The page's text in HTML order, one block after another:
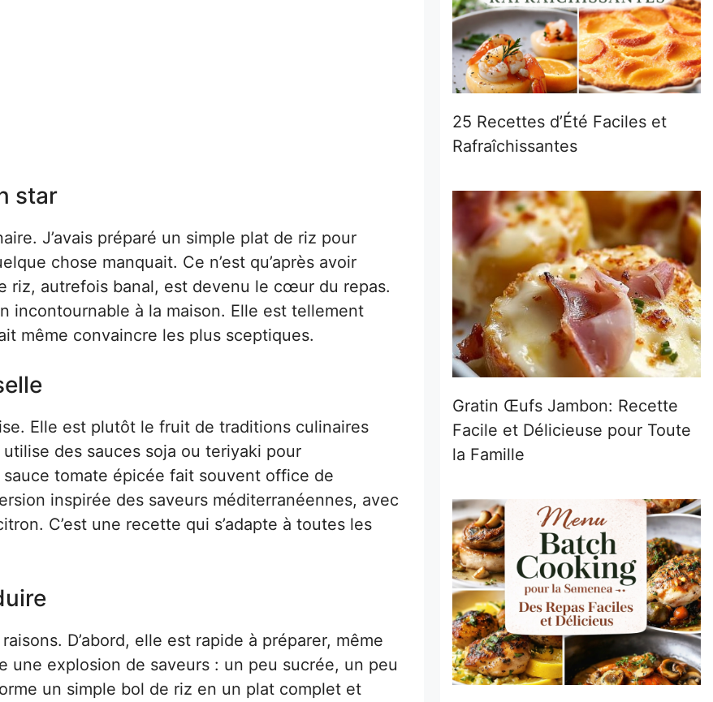
star
J’avais préparé un simple plat de riz pour
chose manquait. Ce n’est qu’après avoir
riz, autrefois banal, est devenu le cœur du repas.
incontournable à la maison. Elle est tellement
même convaincre les plus sceptiques.
Elle est plutôt le fruit de traditions culinaires
des sauces soja ou teriyaki pour
tomate épicée fait souvent office de
inspirée des saveurs méditerranéennes, avec
C’est une recette qui s’adapte à toutes les
D’abord, elle est rapide à préparer, même
explosion de saveurs : un peu sucrée, un peu
un simple bol de riz en un plat complet et
25 Recettes d’Été Faciles et
Rafraîchissantes
Gratin Œufs Jambon: Recette
Facile et Délicieuse pour Toute
la Famille